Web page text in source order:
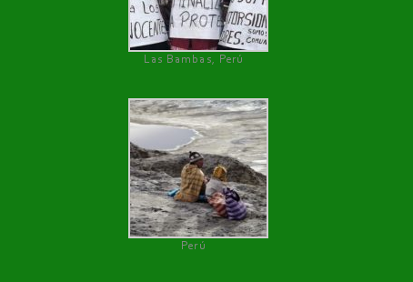
Las Bambas, Perú
Perú